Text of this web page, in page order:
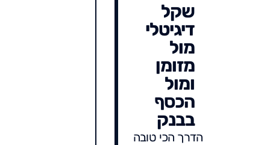
שקל
דיגיטלי
מול
מזומן
ומול
הכסף
בבנק
הדרך הכי טובה